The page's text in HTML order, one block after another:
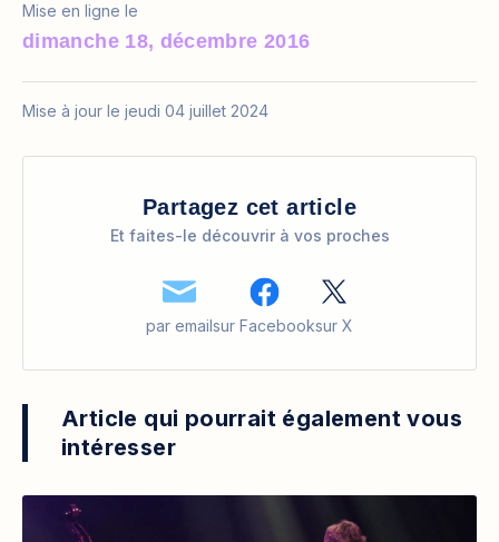
Mise en ligne le
dimanche 18, décembre 2016
Mise à jour le jeudi 04 juillet 2024
Partagez cet article
Et faites-le découvrir à vos proches
par emailsur Facebooksur X
Article qui pourrait également vous
intéresser